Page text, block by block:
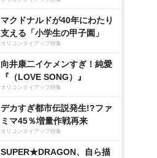
マクドナルドが40年にわたり
支える「小学生の甲子園」
オリコンタイアップ特集
向井康二イケメンすぎ！純愛
『（LOVE SONG）』
オリコンタイアップ特集
デカすぎ都市伝説発生!?ファ
ミマ45％増量作戦再来
オリコンタイアップ特集
SUPER★DRAGON、自ら描